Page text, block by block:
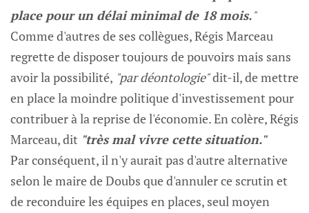
place pour un délai minimal de 18 mois."
Comme d'autres de ses collègues, Régis Marceau
regrette de disposer toujours de pouvoirs mais sans
avoir la possibilité, "par déontologie"dit-il, de mettre
en place la moindre politique d'investissement pour
contribuer à la reprise de l'économie. En colère, Régis
Marceau, dit "très mal vivre cette situation."
Par conséquent, il n'y aurait pas d'autre alternative
selon le maire de Doubs que d'annuler ce scrutin et
de reconduire les équipes en places, seul moyen